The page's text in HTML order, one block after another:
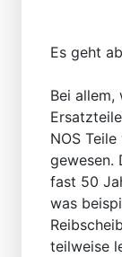
Es geht
Bei allem,
NOS
gewesen.
fast 50
was
teilweise